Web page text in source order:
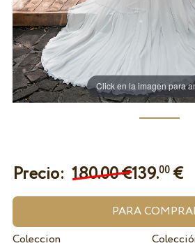
Click en la imagen para
Precio: 180.00 €139.00€
Coleccion